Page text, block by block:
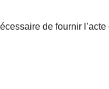
de fournir